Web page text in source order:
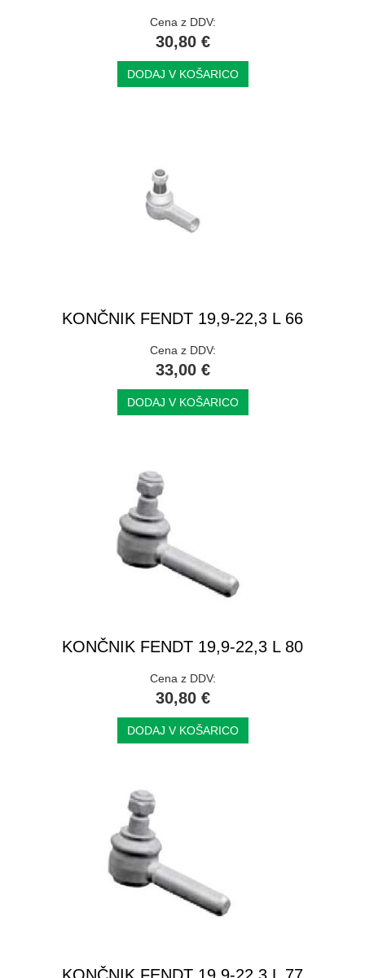
Cena z DDV:
30,80 €
DODAJ V KOŠARICO
KONČNIK FENDT 19,9-22,3 L 66
Cena z DDV:
33,00 €
DODAJ V KOŠARICO
KONČNIK FENDT 19,9-22,3 L 80
Cena z DDV:
30,80 €
DODAJ V KOŠARICO